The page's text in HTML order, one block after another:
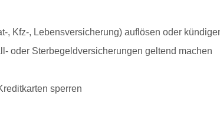
, Kfz-, Lebensversicherung) auflösen oder
oder Sterbegeldversicherungen geltend machen
sperren